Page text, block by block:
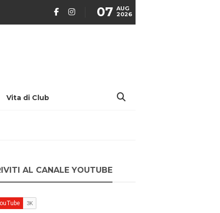
07 AUG
2026
Vita di Club
AL CANALE YOUTUBE